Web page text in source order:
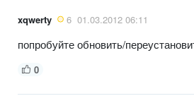
xqwerty 6 01.03.2012 06:11
попробуйте обновить/
0